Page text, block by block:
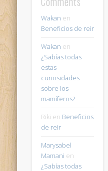
Wakan en
Beneficios de reir
Wakan en
¿Sabías todas
estas
curiosidades
sobre los
mamíferos?
Riki en Beneficios
de reir
Marysabel
Mamani en
¿Sabías todas